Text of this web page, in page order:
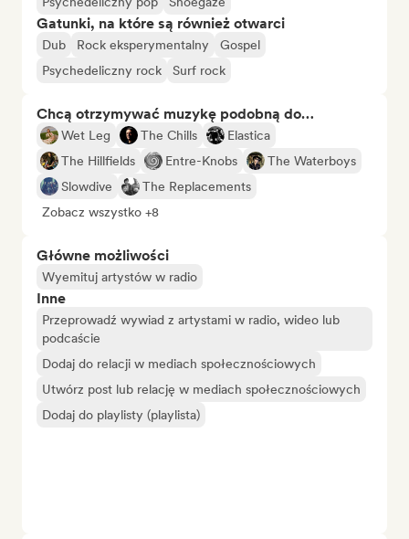
Gatunki, na które są również otwarci
Dub Rock eksperymentalny
Gospel
Psychedeliczny rock
Surf rock
Chcą otrzymywać muzykę podobną do…
Wet Leg The Chills
Elastica
The Hillfields
Entre-Knobs
The Waterboys
Slowdive
The Replacements
Zobacz wszystko +8
Główne możliwości
Wyemituj artystów w radio
Inne
Przeprowadź wywiad z artystami w radio, wideo lub
podcaście
Dodaj do relacji w mediach społecznościowych
Utwórz post lub relację w mediach społecznościowych
Dodaj do playlisty (playlista)